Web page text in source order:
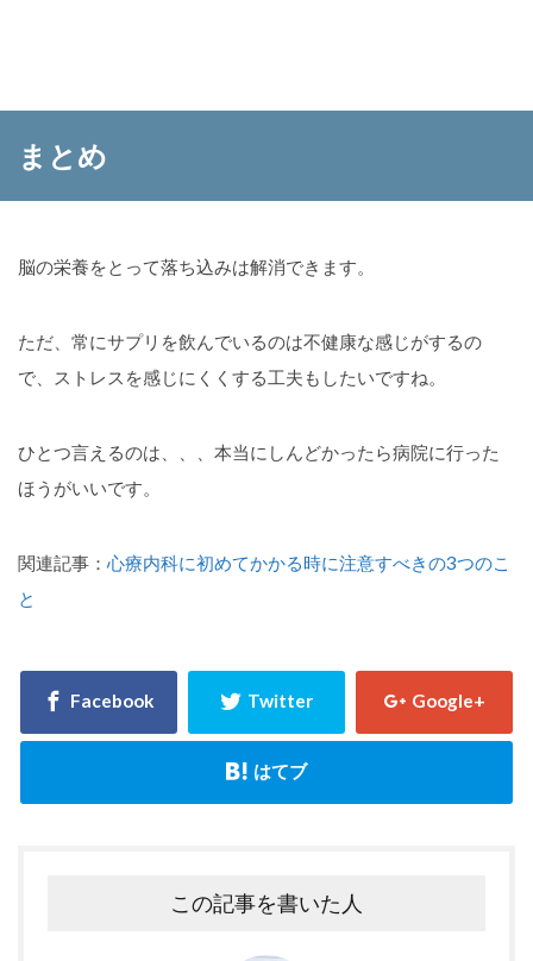
まとめ
脳の栄養をとって落ち込みは解消できます。
ただ、常にサプリを飲んでいるのは不健康な感じがするの
で、ストレスを感じにくくする工夫もしたいですね。
ひとつ言えるのは、、、本当にしんどかったら病院に行った
ほうがいいです。
関連記事： 心療内科に初めてかかる時に注意すべきの3つのこ
と
この記事を書いた人